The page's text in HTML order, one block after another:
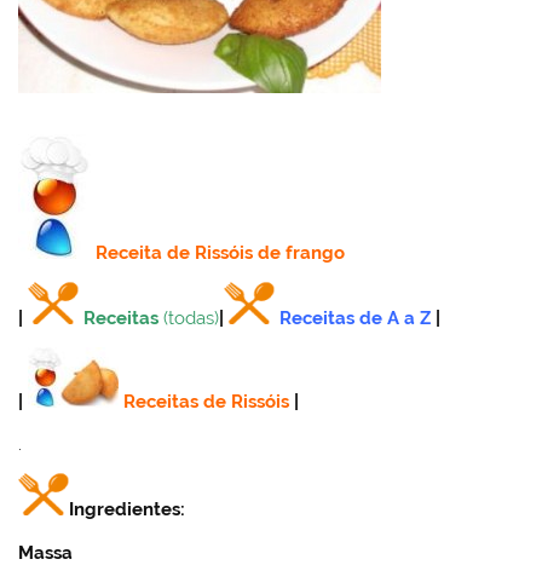
Receitade Rissóis de frango
Receitas (todas) Receitas de A a Z
Receitas de Rissóis
.
Ingredientes:
Massa